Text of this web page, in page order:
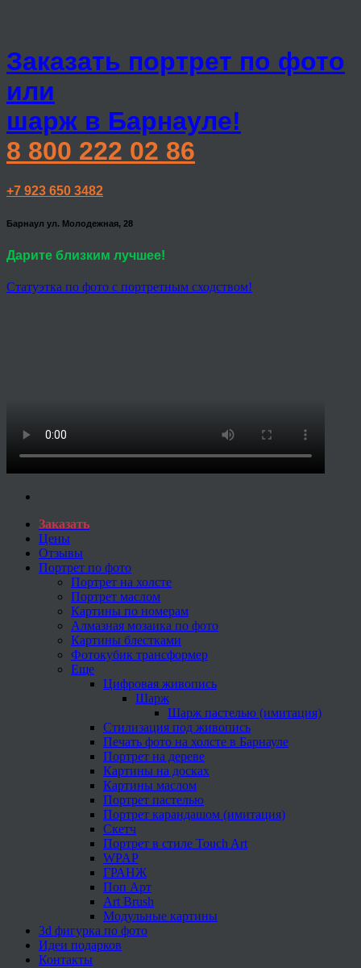
Заказать портрет по фото
или
шарж в Барнауле!
8 800 222 02 86
+7 923 650 3482
Барнаул ул. Молодежная, 28
Дарите близким лучшее!
Статуэтка по фото с портретным сходством!
Заказать
Цены
Отзывы
Портрет по фото
Портрет на холсте
Портрет маслом
Картины по номерам
Алмазная мозаика по фото
Картины блестками
Фотокубик трансформер
Еще
Цифровая живопись
Шарж
Шарж пастелью (имитация)
Стилизация под живопись
Печать фото на холсте в Барнауле
Портрет на дереве
Картины на досках
Картины маслом
Портрет пастелью
Портрет карандашом (имитация)
Скетч
Портрет в стиле Touch Art
WPAP
ГРАНЖ
Поп Арт
Art Brush
Модульные картины
3d фигурка по фото
Идеи подарков
Контакты